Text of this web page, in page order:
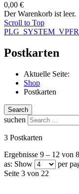
0,00 €
Der Warenkorb ist leer.
Scroll to Top
Postkarten
Aktuelle Seite:
Shop
Postkarten
Search
suchen
3 Postkarten
Ergebnisse 9 – 12 von
as: Show
per
Seite 3 von 22